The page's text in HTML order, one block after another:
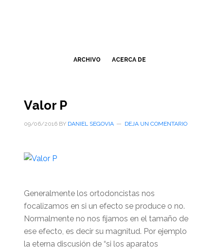
ARCHIVO ACERCA DE
Valor P
09/06/2016BY DANIEL SEGOVIA DEJA UN COMENTARIO
Generalmente los ortodoncistas nos
focalizamos en si un efecto se produce o no.
Normalmente no nos fijamos en el tamaño de
ese efecto, es decir su magnitud. Por ejemplo
la eterna discusión de “si los aparatos